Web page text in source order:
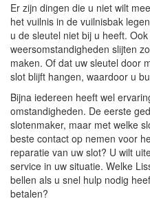
Er zijn dingen die u niet wilt
het vuilnis in de vuilnisbak
u de sleutel niet bij u heeft.
weersomstandigheden slijten
maken. Of dat uw sleutel door
slot blijft hangen, waardoor u
Bijna iedereen heeft wel
omstandigheden. De eerste
slotenmaker, maar met welke
beste contact op nemen voor
reparatie van uw slot? U wilt
service in uw situatie. Welke
bellen als u snel hulp nodig
betalen?